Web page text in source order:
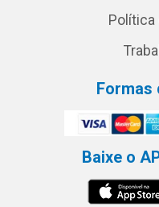
Política
Formas
Baixe o